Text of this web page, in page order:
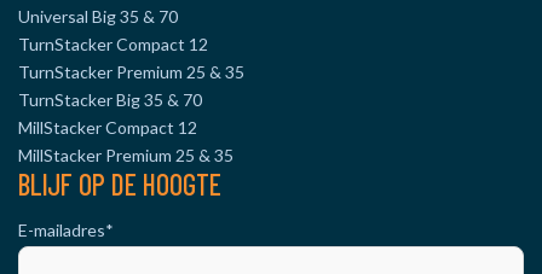
Universal Big 35 & 70
TurnStacker Compact 12
TurnStacker Premium 25 & 35
TurnStacker Big 35 & 70
MillStacker Compact 12
MillStacker Premium 25 & 35
BLIJF OP DE HOOGTE
E-mailadres*